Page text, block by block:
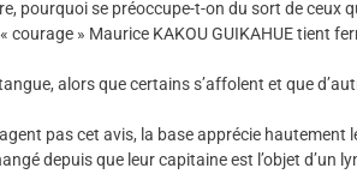
pourquoi se préoccupe-t-on du sort de ceux
courage » Maurice KAKOU GUIKAHUE tient
alors que certains s’affolent et que
pas cet avis, la base apprécie hautement
depuis que leur capitaine est l’objet d’un